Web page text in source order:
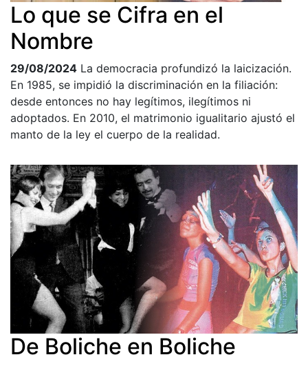
Lo que se Cifra en el
Nombre
29/08/2024 La democracia profundizó la laicización.
En 1985, se impidió la discriminación en la filiación:
desde entonces no hay legítimos, ilegítimos ni
adoptados. En 2010, el matrimonio igualitario ajustó el
manto de la ley el cuerpo de la realidad.
De Boliche en Boliche